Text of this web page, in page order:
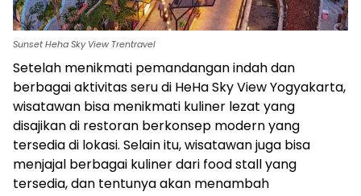
Sunset Heha Sky View Trentravel
Setelah menikmati pemandangan indah dan
berbagai aktivitas seru di HeHa Sky View Yogyakarta,
wisatawan bisa menikmati kuliner lezat yang
disajikan di restoran berkonsep modern yang
tersedia di lokasi. Selain itu, wisatawan juga bisa
menjajal berbagai kuliner dari food stall yang
tersedia, dan tentunya akan menambah